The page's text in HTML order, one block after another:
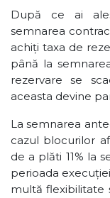
După ce ai
semnarea
achiți taxa de
până la
rezervare se
aceasta devine
La semnarea
cazul blocurilor
de a plăti 11% la
perioada
multă flexibilitate